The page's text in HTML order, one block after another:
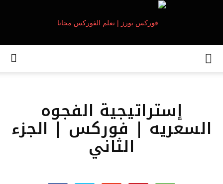
إستراتيجية الفجوه
السعريه | فوركس | الجزء
الثاني